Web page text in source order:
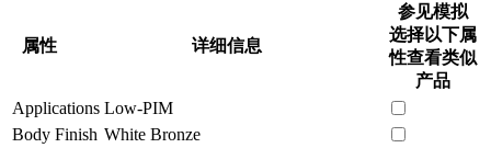
属性 详细信息
参见模拟
选择以下属
性查看类似
产品
Applications Low-PIM
Body Finish White Bronze